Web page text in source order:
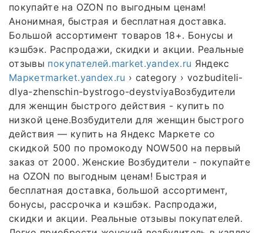
покупайте на OZON по выгодным ценам!
Анонимная, быстрая и бесплатная доставка.
Большой ассортимент товаров 18+. Бонусы и
кэшбэк. Распродажи, скидки и акции. Реальные
отзывы покупателей.market.yandex.ru Яндекс
Маркетmarket.yandex.ru › category › vozbuditeli-
dlya-zhenschin-bystrogo-deystviyaВозбудители
для женщин быстрого действия - купить по
низкой цене.Возбудители для женщин быстрого
действия — купить на Яндекс Маркете со
скидкой 500 по промокоду NOW500 на первый
заказ от 2000. Женские Возбудители - покупайте
на OZON по выгодным ценам! Быстрая и
бесплатная доставка, большой ассортимент,
бонусы, рассрочка и кэшбэк. Распродажи,
скидки и акции. Реальные отзывы покупателей.